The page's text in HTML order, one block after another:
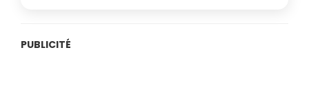
PUBLICITÉ